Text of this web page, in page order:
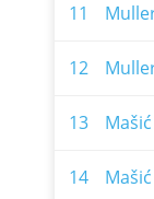
11
12
13
14